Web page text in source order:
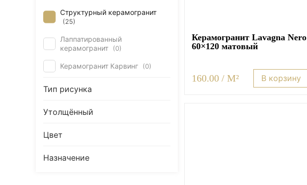
Структурный керамогранит
(25)
Лаппатированный
керамогранит
(0)
Керамогранит Карвинг (0)
Тип рисунка
Утолщённый
Цвет
Назначение
Керамогранит Lavagna Nero
60×120 матовый
160.00 / M² В корзину
Керамогранит коричневый
Серый керамогранит
Черный керамогранит
Керамогранит для ванной
Керамогранит для кухни
Керамогранит для стен
Плитка керамическая глянцевая